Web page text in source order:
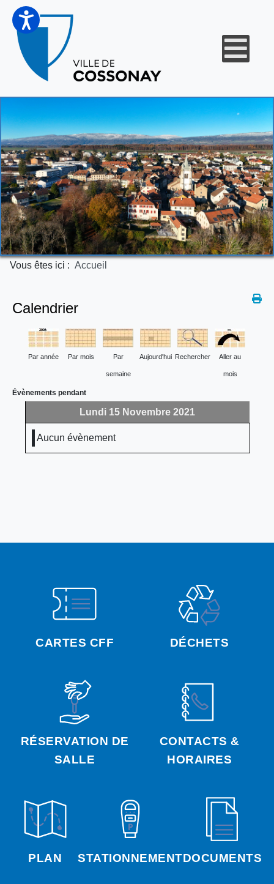
Vous êtes ici : Accueil
CARTES CFF DÉCHETS
RÉSERVATION DE
SALLE
CONTACTS &
HORAIRES
PLAN STATIONNEMENTDOCUMENTS
Calendrier
Par année Par mois Par
semaine
Aujourd'hui Rechercher Aller au
mois
Évènements pendant
Lundi 15 Novembre 2021
Aucun évènement